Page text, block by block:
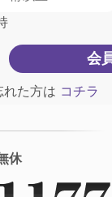
れた方は コチラ
休